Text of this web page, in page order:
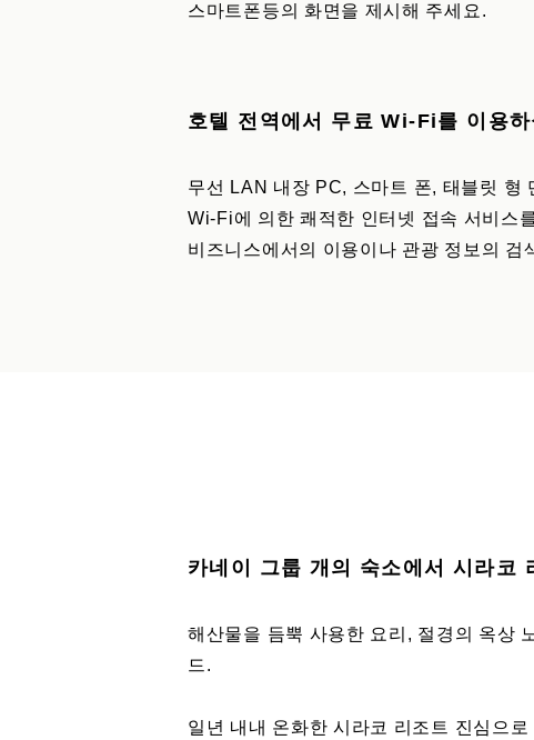
스마트폰등의 화면을 제시해 주세요.
호텔 전역에서 무료 Wi-Fi를 이용
무선 LAN 내장 PC, 스마트 폰, 태블릿 형
Wi-Fi에 의한 쾌적한 인터넷 접속 서비스
비즈니스에서의 이용이나 관광 정보의 검
카네이 그룹 개의 숙소에서 시라코
해산물을 듬뿍 사용한 요리, 절경의 옥상
드.
일년 내내 온화한 시라코 리조트 진심으